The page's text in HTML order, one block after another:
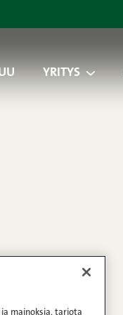
YRITYS
mainoksia, tarjota